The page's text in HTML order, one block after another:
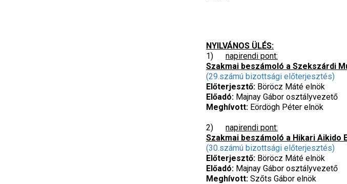
NYILVÁNOS ÜLÉS:
1) napirendi pont:
Szakmai beszámoló a Szekszárdi
(29.számú bizottsági előterjesztés)
Előterjesztő: Böröcz Máté elnök
Előadó: Majnay Gábor osztályvezető
Meghívott: Eördögh Péter elnök
2) napirendi pont:
Szakmai beszámoló a Hikari
(30.számú bizottsági előterjesztés)
Előterjesztő: Böröcz Máté elnök
Előadó: Majnay Gábor osztályvezető
Meghívott: Szőts Gábor elnök